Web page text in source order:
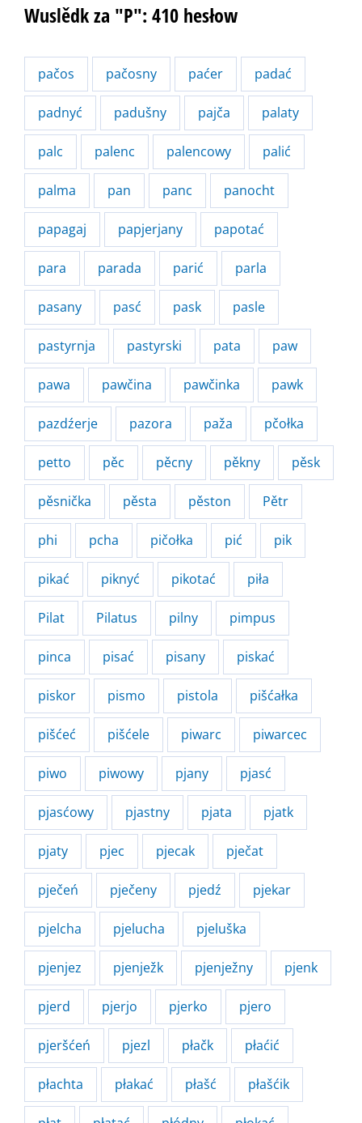
Wuslědk za "P": 410 hesłow
pačos pačosny paćer padać
padnyć padušny pajča palaty
palc palenc palencowy palić
palma pan panc panocht
papagaj papjerjany papotać
para parada parić parla
pasany pasć pask pasle
pastyrnja pastyrski pata paw
pawa pawčina pawčinka pawk
pazdźerje pazora paža pčołka
petto pěc pěcny pěkny pěsk
pěsnička pěsta pěston Pětr
phi pcha pičołka pić pik
pikać piknyć pikotać piła
Pilat Pilatus pilny pimpus
pinca pisać pisany piskać
piskor pismo pistola pišćałka
pišćeć pišćele piwarc piwarcec
piwo piwowy pjany pjasć
pjasćowy pjastny pjata pjatk
pjaty pjec pjecak pječat
pječeń pječeny pjedź pjekar
pjelcha pjelucha pjeluška
pjenjez pjenježk pjenježny pjenk
pjerd pjerjo pjerko pjero
pjeršćeń pjezl płačk płaćić
płachta płakać płašć płašćik